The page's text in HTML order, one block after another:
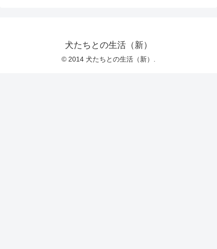
犬たちとの生活（新）
© 2014 犬たちとの生活（新）.